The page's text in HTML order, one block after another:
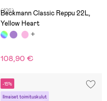
(126)
Beckmann Classic Reppu 22L,
Yellow Heart
108,90 €
-15%
Ilmaiset toimituskulut